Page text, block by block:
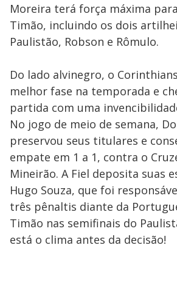
Moreira terá força máxima
Timão, incluindo os dois
Paulistão, Robson e Rômulo.
Do lado alvinegro, o
melhor fase na temporada e
partida com uma
No jogo de meio de semana,
preservou seus titulares e
empate em 1 a 1, contra o
Mineirão. A Fiel deposita suas
Hugo Souza, que foi
três pênaltis diante da
Timão nas semifinais do
está o clima antes da decisão!